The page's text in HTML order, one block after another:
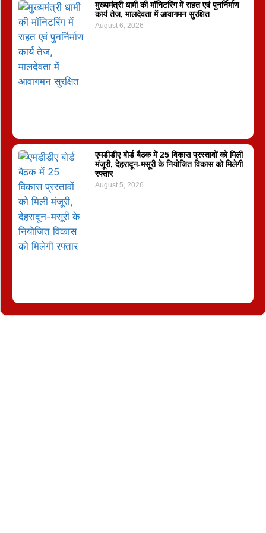
मुख्यमंत्री धामी की मॉनिटरिंग में राहत एवं पुनर्निर्माण
कार्य तेज, मालदेवता में आवागमन सुरक्षित
August 6, 2026
एमडीडीए बोर्ड बैठक में 25 विकास प्रस्तावों को मिली
मंजूरी, देहरादून-मसूरी के नियोजित विकास को मिलेगी
रफ्तार
August 5, 2026